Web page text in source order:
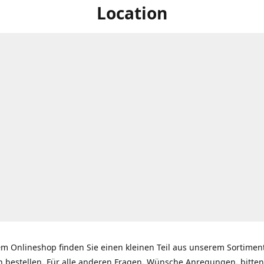
Location
Onlineshop finden Sie einen kleinen Teil aus unserem
bestellen. Für alle anderen Fragen, Wünsche Anregungen,